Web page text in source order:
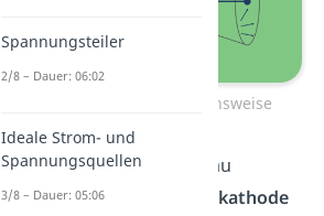
Braunsche Röhre Funktionsweise
Wie bereits aus dem Aufbau
hervorgeht, dient die
Glühkathode
Spannungsteiler
2/8 – Dauer: 06:02
Ideale Strom- und
Spannungsquellen
3/8 – Dauer: 05:06